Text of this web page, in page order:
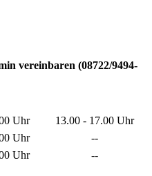
vereinbaren (08722/9494-
Uhr
13.00 - 17.00 Uhr
Uhr
--
Uhr --